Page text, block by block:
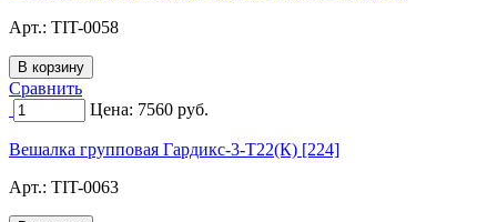
Арт.: TIT-0058
Сравнить
Цена: 7560 руб.
Вешалка групповая Гардикс-3-Т22(К) [224]
Арт.: TIT-0063